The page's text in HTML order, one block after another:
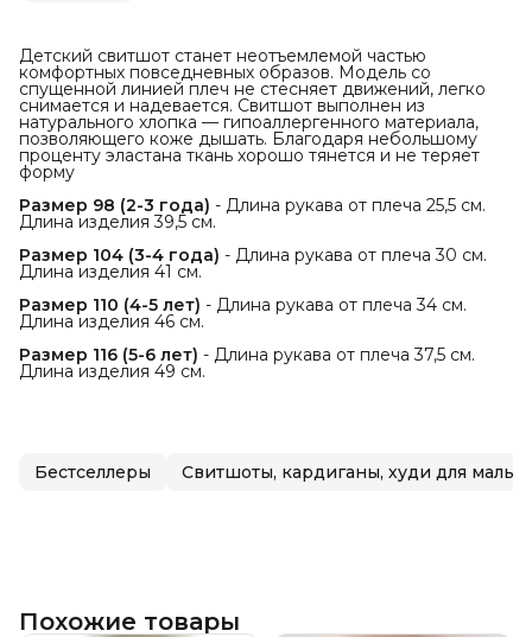
Детский свитшот станет неотъемлемой частью
комфортных повседневных образов. Модель со
спущенной линией плеч не стесняет движений, легко
снимается и надевается. Свитшот выполнен из
натурального хлопка — гипоаллергенного материала,
позволяющего коже дышать. Благодаря небольшому
проценту эластана ткань хорошо тянется и не теряет
форму
Размер 98 (2-3 года) - Длина рукава от плеча 25,5 см.
Длина изделия 39,5 см.
Размер 104 (3-4 года) - Длина рукава от плеча 30 см.
Длина изделия 41 см.
Размер 110 (4-5 лет) - Длина рукава от плеча 34 см.
Длина изделия 46 см.
Размер 116 (5-6 лет) - Длина рукава от плеча 37,5 см.
Длина изделия 49 см.
Бестселлеры
Похожие товары